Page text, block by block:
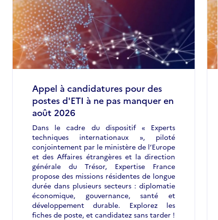
Appel à candidatures pour des
postes d'ETI à ne pas manquer en
août 2026
Dans le cadre du dispositif « Experts
techniques internationaux », piloté
conjointement par le ministère de l’Europe
et des Affaires étrangères et la direction
générale du Trésor, Expertise France
propose des missions résidentes de longue
durée dans plusieurs secteurs : diplomatie
économique, gouvernance, santé et
développement durable. Explorez les
fiches de poste, et candidatez sans tarder !